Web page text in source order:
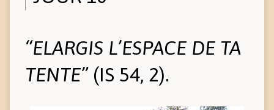
“ELARGIS L’ESPACE DE TA
TENTE”(IS 54, 2).